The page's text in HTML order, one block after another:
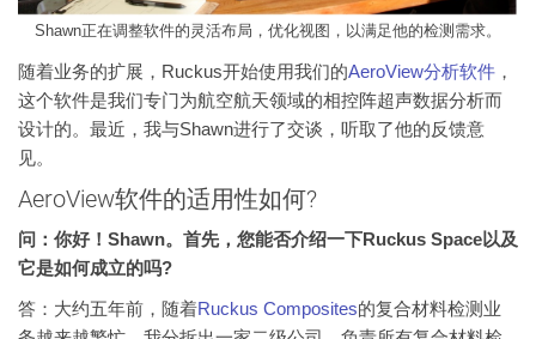
Shawn正在调整软件的灵活布局，优化视图，以满足他的检测需求。
随着业务的扩展，Ruckus开始使用我们的AeroView分析软件 ，
这个软件是我们专门为航空航天领域的相控阵超声数据分析而
设计的。最近，我与Shawn进行了交谈，听取了他的反馈意
见。
AeroView软件的适用性如何?
问：你好！Shawn。首先，您能否介绍一下Ruckus Space以及
它是如何成立的吗?
答：大约五年前，随着Ruckus Composites的复合材料检测业